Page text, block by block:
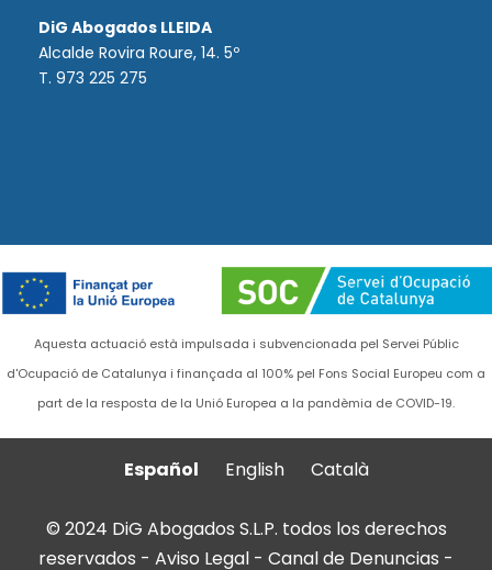
DiG Abogados LLEIDA
Alcalde Rovira Roure, 14. 5º
T. 973 225 275
Aquesta actuació està impulsada i subvencionada pel Servei Públic
d'Ocupació de Catalunya i finançada al 100% pel Fons Social Europeu com a
part de la resposta de la Unió Europea a la pandèmia de COVID-19.
Español English Català
© 2024 DiG Abogados S.L.P. todos los derechos
reservados - Aviso Legal - Canal de Denuncias -